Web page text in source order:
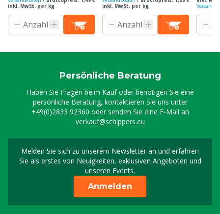
inkl. MwSt. per kg
inkl. MwSt. per kg
Persönliche Beratung
Haben Sie Fragen beim Kauf oder benötigen Sie eine
persönliche Beratung, kontaktieren Sie uns unter
+49(0)2833 92360 oder senden Sie eine E-Mail an
verkauf@schippers.eu
Melden Sie sich zu unserem Newsletter an und erfahren
Sie als erstes von Neuigkeiten, exklusiven Angeboten und
unseren Events.
Melden Sie sich für
Anmelden